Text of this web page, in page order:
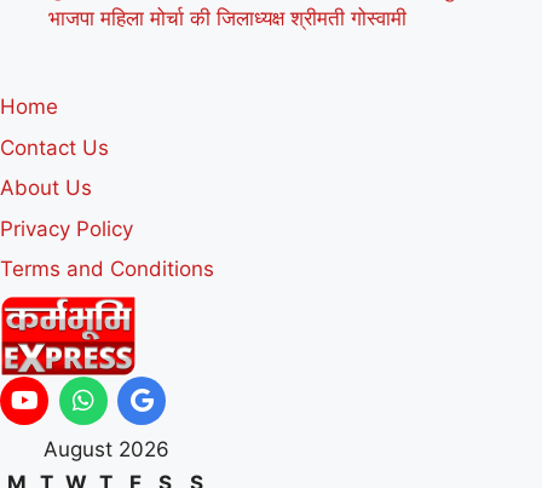
भाजपा महिला मोर्चा की जिलाध्यक्ष श्रीमती गोस्वामी
Home
Contact Us
About Us
Privacy Policy
Terms and Conditions
August 2026